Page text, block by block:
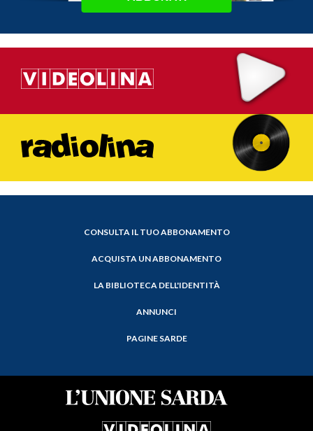
CONSULTA IL TUO ABBONAMENTO
ACQUISTA UN ABBONAMENTO
LA BIBLIOTECA DELL'IDENTITÀ
ANNUNCI
PAGINE SARDE